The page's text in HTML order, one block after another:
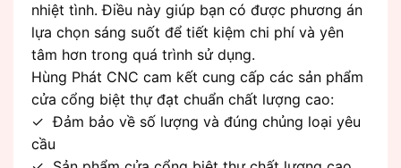
nhiệt tình. Điều này giúp bạn có được phương án
lựa chọn sáng suốt để tiết kiệm chi phí và yên
tâm hơn trong quá trình sử dụng.
Hùng Phát CNC cam kết cung cấp các sản phẩm
cửa cổng biệt thự đạt chuẩn chất lượng cao:
✓ Đảm bảo về số lượng và đúng chủng loại yêu
cầu